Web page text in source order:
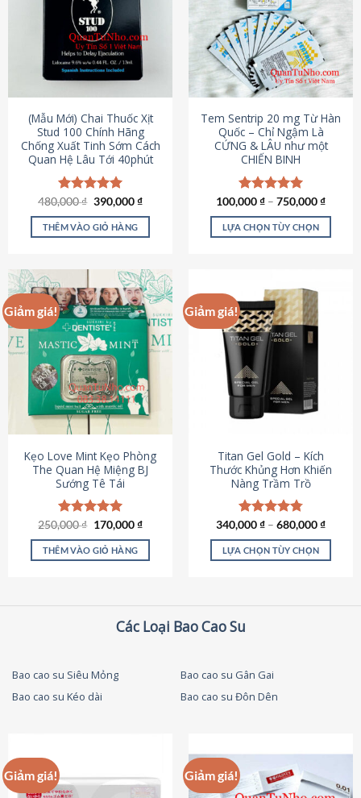
thể.
Các
tùy
chọn
được
chọn
trên
trang
sản
phẩm
thể.
Các
tùy
chọn
có
thể
chọn
trên
trang
sản
phẩm
(Mẫu Mới) Chai Thuốc Xịt
Stud 100 Chính Hãng
Chống Xuất Tinh Sớm Cách
Quan Hệ Lâu Tới 40phút
Được xếp
hạng5.00
5 sao
480,000₫ Giá
là:
480,000 ₫.
390,000₫Giá
tại
THÊM VÀO GIỎ HÀNG
Tem Sentrip 20 mg Từ Hàn
Quốc – Chỉ Ngậm Là
CỨNG & LÂU như một
CHIẾN BINH
Được xếp
hạng5.00
5 sao
100,000₫ – 750,000₫
LỰA CHỌN TÙY CHỌN
có
nhiều
biến
tùy
chọn
có
chọn
trên
trang
sản
phẩm
Giảm giá!
Kẹo Love Mint Kẹo Phòng
The Quan Hệ Miệng BJ
Sướng Tê Tái
Được xếp
hạng5.00
5 sao
250,000₫ Giá
là:
250,000 ₫.
170,000₫Giá
tại
THÊM VÀO GIỎ HÀNG
Giảm giá!
Titan Gel Gold – Kích
Thước Khủng Hơn Khiến
Nàng Trầm Trồ
Được xếp
hạng4.79
5 sao
340,000₫ – 680,000₫
LỰA CHỌN TÙY CHỌN
thể.
tùy
thể
được
chọn
Các Loại Bao Cao Su
Bao cao su Siêu Mỏng
Bao cao su Gân Gai
Bao cao su Kéo dài
Bao cao su Đôn Dên
Giảm giá! Giảm giá!